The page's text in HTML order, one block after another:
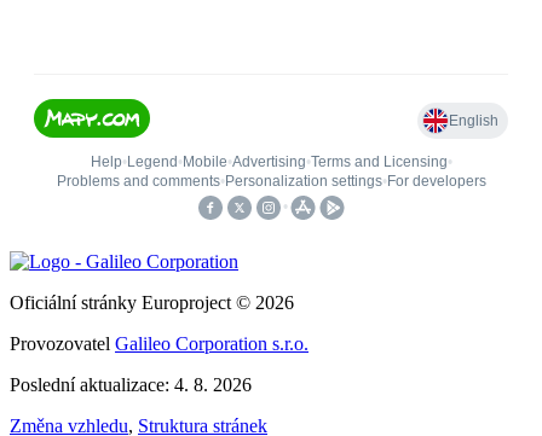
Oficiální stránky Europroject © 2026
Provozovatel Galileo Corporation s.r.o.
Poslední aktualizace: 4. 8. 2026
Změna vzhledu, Struktura stránek